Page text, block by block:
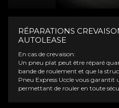
RÉPARATIONS
AUTOLEASE
En cas de crevaison:
Un pneu plat peut être réparé
bande de roulement et que la
Pneu Express Uccle vous garantit
permettant de rouler en toute